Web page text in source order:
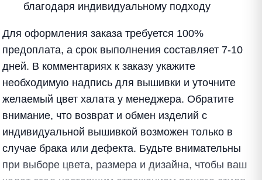
благодаря индивидуальному подходу
Для оформления заказа требуется 100%
предоплата, а срок выполнения составляет 7-10
дней. В комментариях к заказу укажите
необходимую надпись для вышивки и уточните
желаемый цвет халата у менеджера. Обратите
внимание, что возврат и обмен изделий с
индивидуальной вышивкой возможен только в
случае брака или дефекта. Будьте внимательны
при выборе цвета, размера и дизайна, чтобы ваш